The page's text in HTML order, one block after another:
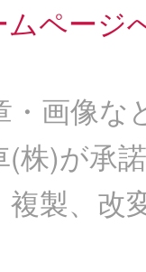
ムページ
・画像
(株)が承
複製、改